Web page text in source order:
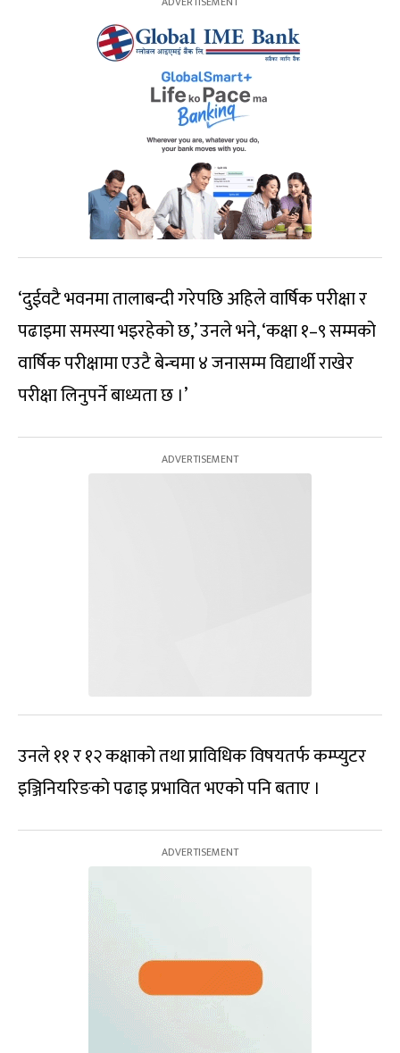
‘दुईवटै भवनमा तालाबन्दी गरेपछि अहिले वार्षिक परीक्षा र
पढाइमा समस्या भइरहेको छ,’ उनले भने, ‘कक्षा १–९ सम्मको
वार्षिक परीक्षामा एउटै बेन्चमा ४ जनासम्म विद्यार्थी राखेर
परीक्षा लिनुपर्ने बाध्यता छ ।’
उनले ११ र १२ कक्षाको तथा प्राविधिक विषयतर्फ कम्प्युटर
इञ्जिनियरिङको पढाइ प्रभावित भएको पनि बताए ।